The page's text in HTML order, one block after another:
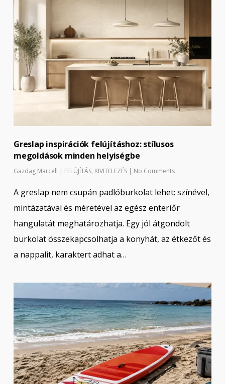
Greslap inspirációk felújításhoz: stílusos
megoldások minden helyiségbe
Gazdag Marcell | FELÚJÍTÁS, KIVITELEZÉS | No Comments
A greslap nem csupán padlóburkolat lehet: színével,
mintázatával és méretével az egész enteriőr
hangulatát meghatározhatja. Egy jól átgondolt
burkolat összekapcsolhatja a konyhát, az étkezőt és
a nappalit, karaktert adhat a…